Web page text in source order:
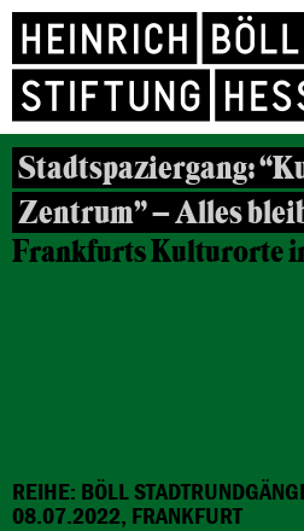
Stadtspaziergang:
Zentrum” – Alles
Frankfurts Kulturorte
REIHE: BÖLL
08.07.2022, FRANKFURT